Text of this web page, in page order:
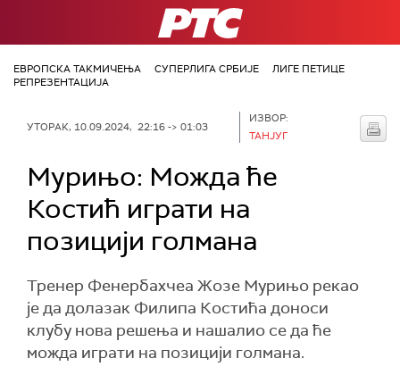
РТС
ЕВРОПСКА ТАКМИЧЕЊА СУПЕРЛИГА СРБИЈЕ
ЛИГЕ ПЕТИЦЕ
РЕПРЕЗЕНТАЦИЈА
УТОРАК, 10.09.2024, 22:16 -> 01:03
ИЗВОР:
ТАНЈУГ
Мурињо: Можда ће
Костић играти на
позицији голмана
Тренер Фенербахчеа Жозе Мурињо рекао
је да долазак Филипа Костића доноси
клубу нова решења и нашалио се да ће
можда играти на позицији голмана.